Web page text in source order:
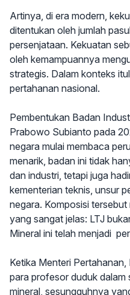
Artinya, di era modern,
ditentukan oleh jumlah
persenjataan. Kekuatan
oleh kemampuannya
strategis. Dalam konteks
pertahanan nasional.
Pembentukan Badan
Prabowo Subianto pada
negara mulai membaca
menarik, badan ini tidak
dan industri, tetapi juga
kementerian teknis, unsur
negara. Komposisi
yang sangat jelas: LTJ
Mineral ini telah menjadi
Ketika Menteri
para profesor duduk dalam
mineral, sesungguhnya